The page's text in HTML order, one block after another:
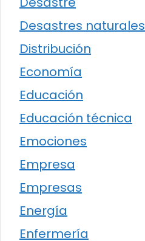
Desastres naturales
Distribución
Economía
Educación
Educación técnica
Emociones
Empresa
Empresas
Energía
Enfermería